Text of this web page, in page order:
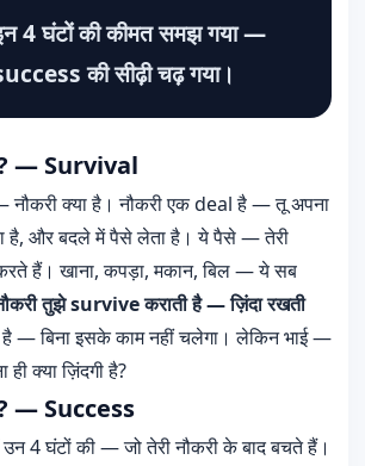
4 घंटों की कीमत समझ गया —
की सीढ़ी चढ़ गया।
— Survival
क्या है। नौकरी एक deal है — तू अपना
है, और बदले में पैसे लेता है। ये पैसे — तेरी
हैं। खाना, कपड़ा, मकान, बिल — ये सब
तुझे survive कराती है — ज़िंदा रखती
— बिना इसके काम नहीं चलेगा। लेकिन भाई —
क्या ज़िंदगी है?
— Success
4 घंटों की — जो तेरी नौकरी के बाद बचते हैं।